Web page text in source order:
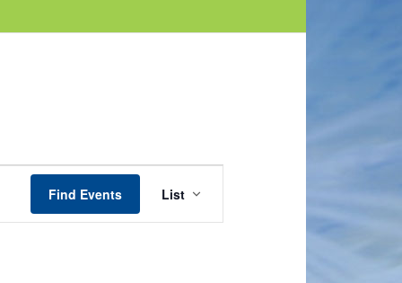
Find Events
Views
List